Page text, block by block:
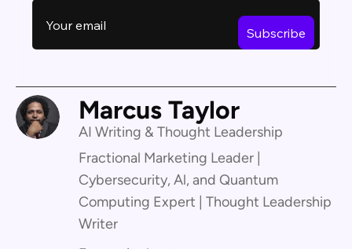
Marcus Taylor
AI Writing & Thought Leadership
Fractional Marketing Leader |
Cybersecurity, Al, and Quantum
Computing Expert | Thought Leadership
Writer